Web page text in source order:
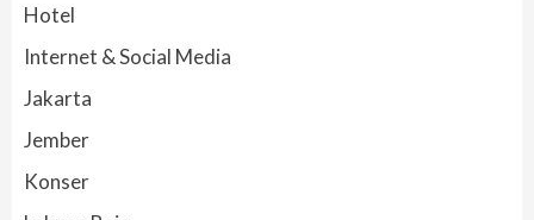
Hotel
Internet & Social Media
Jakarta
Jember
Konser